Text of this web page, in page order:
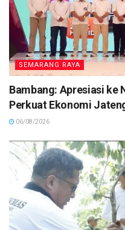
SEMARANG RAYA
Bambang: Apresiasi ke
Perkuat Ekonomi
06/08/2026